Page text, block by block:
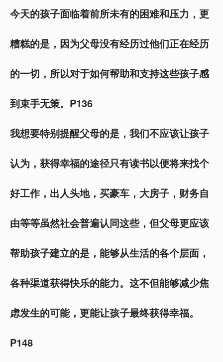
今天的孩子面临着前所未有的困难和压力，更
糟糕的是，因为父母没有经历过他们正在经历
的一切，所以对于如何帮助和支持这些孩子感
到束手无策。P136
我想要特别提醒父母的是，我们不应该让孩子
认为，获得幸福的途径只有读书以便将来找个
好工作，出人头地，买豪车，大房子，财务自
由等等虽然社会普遍认同这些，但父母更应该
帮助孩子建立的是，能够从生活的各个层面，
各种渠道获得快乐的能力。这不但能够减少焦
虑发生的可能，更能让孩子最终获得幸福。
P148